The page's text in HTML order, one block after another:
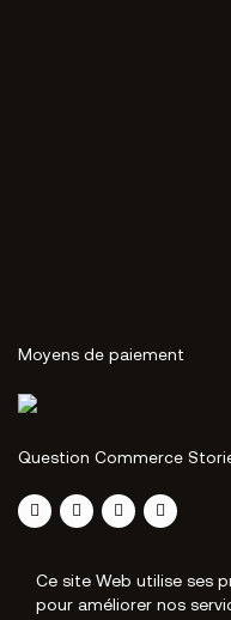
Moyens de paiement
Question Commerce
Ce site Web utilise ses
pour améliorer nos